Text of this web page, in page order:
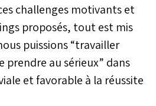
challenges motivants et
proposés, tout est mis
puissions “travailler
prendre au sérieux” dans
et favorable à la réussite